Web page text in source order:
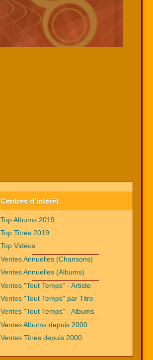
Centres d'intérêt
Top Albums 2019
Top Titres 2019
Top Vidéos
Ventes Annuelles (Chansons)
Ventes Annuelles (Albums)
Ventes "Tout Temps" - Artiste
Ventes "Tout Temps" par Titre
Ventes "Tout Temps" - Albums
Ventes Albums depuis 2000
Ventes Titres depuis 2000